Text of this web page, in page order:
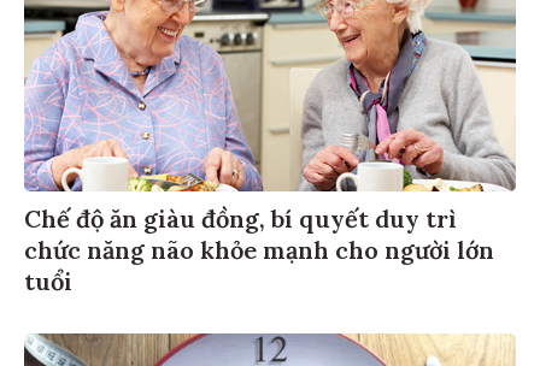
Chế độ ăn giàu đồng, bí quyết duy trì
chức năng não khỏe mạnh cho người lớn
tuổi